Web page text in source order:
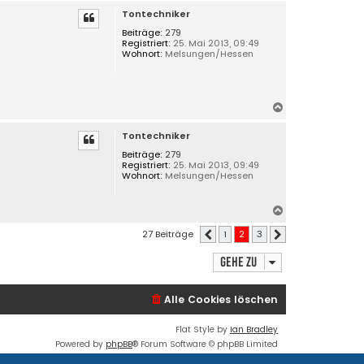
Tontechniker
Beiträge: 279
Registriert: 25. Mai 2013, 09:49
Wohnort: Melsungen/Hessen
Tontechniker
Beiträge: 279
Registriert: 25. Mai 2013, 09:49
Wohnort: Melsungen/Hessen
a
b
n
27 Beiträge Vorherige
1 2 3
Gehe zu
Alle Cookies löschen
Flat Style by Ian Bradley
Powered by phpBB® Forum Software © phpBB Limited